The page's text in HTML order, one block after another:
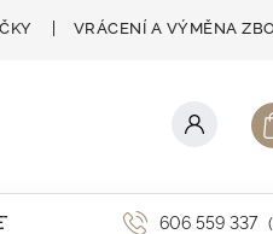
VRÁCENÍ A VÝMĚNA
AKCE 606 559 337